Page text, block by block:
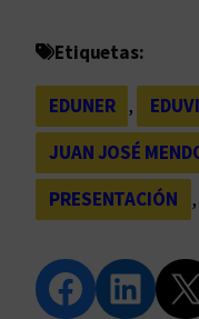
Etiquetas:
EDUNER ,
JUAN JOSÉ
PRESENTACIÓN
,
Compartir en Facebook Compartir en LinkedIn Compartir en Twitter